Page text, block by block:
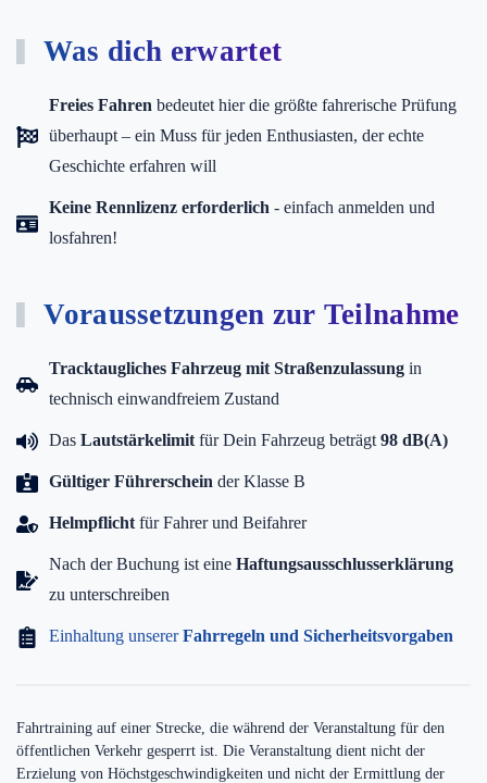
Was dich erwartet
Freies Fahren bedeutet hier die größte fahrerische Prüfung
überhaupt – ein Muss für jeden Enthusiasten, der echte
Geschichte erfahren will
Keine Rennlizenz erforderlich - einfach anmelden und
losfahren!
Voraussetzungen zur Teilnahme
Tracktaugliches Fahrzeug mit Straßenzulassung in
technisch einwandfreiem Zustand
Das Lautstärkelimit für Dein Fahrzeug beträgt 98 dB(A)
Gültiger Führerschein der Klasse B
Helmpflicht für Fahrer und Beifahrer
Nach der Buchung ist eine Haftungsausschlusserklärung
zu unterschreiben
Einhaltung unsererFahrregeln und Sicherheitsvorgaben
Fahrtraining auf einer Strecke, die während der Veranstaltung für den
öffentlichen Verkehr gesperrt ist. Die Veranstaltung dient nicht der
Erzielung von Höchstgeschwindigkeiten und nicht der Ermittlung der